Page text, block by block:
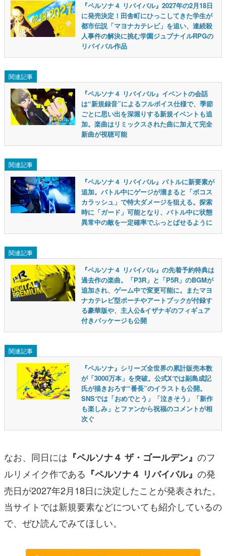
『ペルソナ４ リバイバル』2027年の2月18日
に発売決定！田舎町にひっこしてきた学生が
都市伝説「マヨナカテレビ」を追い、連続殺
人事件の解決に挑む学園ジュブナイルRPGの
リバイバル作品
関連記事
『ペルソナ４ リバイバル』イベントの会話
は“新規録音”によるフルボイス仕様で、季節
ごとに思い出を深堀りする新規イベントも追
加。楽曲はリミックスされた曲に加えて完全
新曲が視聴可能
関連記事
『ペルソナ４ リバイバル』バトルに新要素が
追加。バトル中にゲージが溜まると「ボコス
カラッシュ」で特大ダメージを狙える。探索
時に「ガード」可能となり、バトル中に状態
異常中の敵を一定確率でふっとばせるように
関連記事
『ペルソナ４ リバイバル』の先着予約特典は
過去作の楽曲。「P3R」と「P5R」のBGMが
追加され、ゲーム中で変更可能に。またマヨ
ナカテレビ型ポーチやアートブックが付録す
る豪華版や、主人公&イザナギのフィギュア
付きパッケージも公開
関連記事
『ペルソナ』シリーズ全世界の累計販売本数
が「3000万本」を突破。公式Xでは副島成記
氏が描きおろす“番長”のイラストも公開。
SNSでは「おめでとう」「泣きそう」「新作
も楽しみ」とファンから祝福のコメントが相
次ぐ
なお、同日には 『ペルソナ４ ザ・ゴールデン』 のフ
ルリメイク作である 『ペルソナ４ リバイバル』 の発
売日が2027年2月18日に決定したことが発表された。
当サイトでは新規要素などについても紹介しているの
で、ぜひ読んでみてほしい。